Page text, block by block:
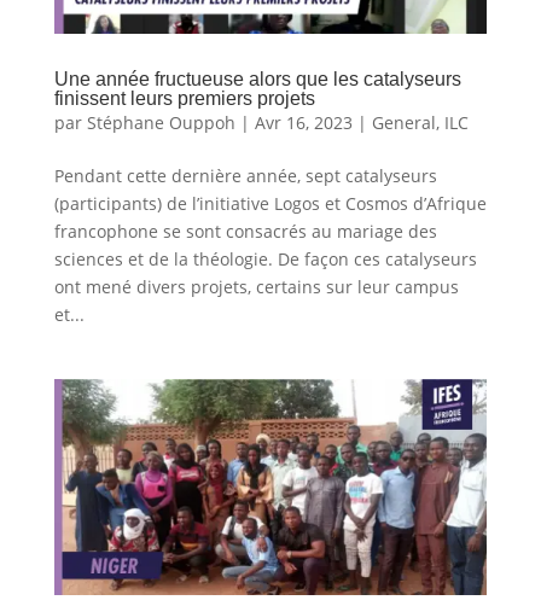
Une année fructueuse alors que les catalyseurs
finissent leurs premiers projets
par Stéphane Ouppoh | Avr 16, 2023 | General, ILC
Pendant cette dernière année, sept catalyseurs
(participants) de l’initiative Logos et Cosmos d’Afrique
francophone se sont consacrés au mariage des
sciences et de la théologie. De façon ces catalyseurs
ont mené divers projets, certains sur leur campus
et...